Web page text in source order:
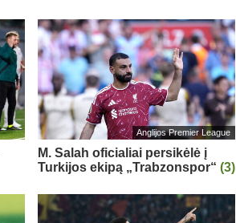
Anglijos Premier League
M. Salah oficialiai persikėlė į
Turkijos ekipą „Trabzonspor“ (3)